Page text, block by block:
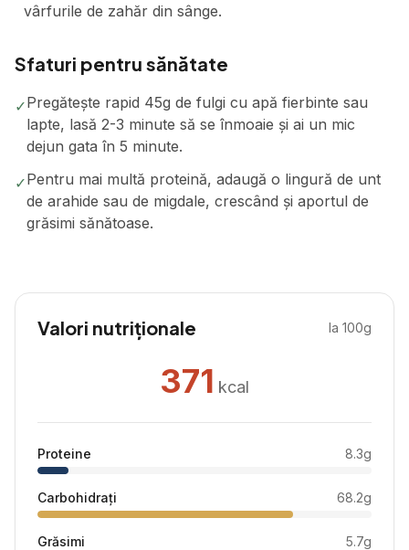
vârfurile de zahăr din sânge.
Sfaturi pentru sănătate
✓Pregătește rapid 45g de fulgi cu apă fierbinte sau
lapte, lasă 2-3 minute să se înmoaie și ai un mic
dejun gata în 5 minute.
✓Pentru mai multă proteină, adaugă o lingură de unt
de arahide sau de migdale, crescând și aportul de
grăsimi sănătoase.
Valori nutriționale la 100g
371 kcal
Proteine 8.3g
Carbohidrați 68.2g
Grăsimi 5.7g